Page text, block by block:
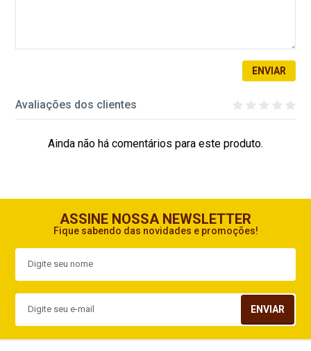
ENVIAR
Avaliações dos clientes
Ainda não há comentários para este produto.
ASSINE NOSSA NEWSLETTER
Fique sabendo das novidades e promoções!
ENVIAR